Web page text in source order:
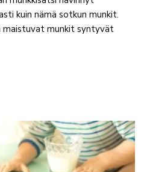
kuin nämä sotkun munkit.
maistuvat munkit syntyvät